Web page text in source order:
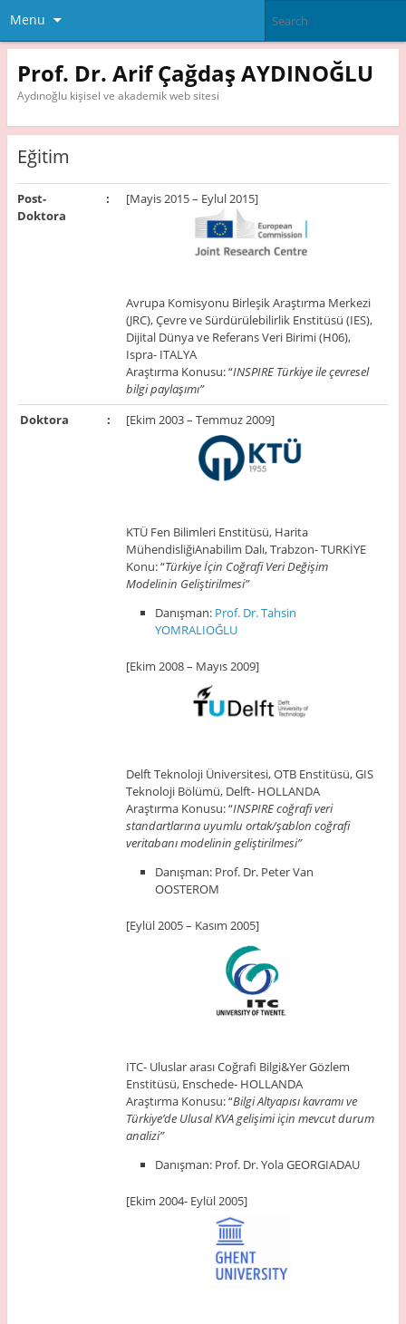
Menu
Prof. Dr. Arif Çağdaş AYDINOĞLU
Aydınoğlu kişisel ve akademik web sitesi
Eğitim
Post-
Doktora
: [Mayis 2015 – Eylul 2015]
Avrupa Komisyonu Birleşik Araştırma Merkezi
(JRC), Çevre ve Sürdürülebilirlik Enstitüsü (IES),
Dijital Dünya ve Referans Veri Birimi (H06),
Ispra- ITALYA
Araştırma Konusu: “INSPIRE Türkiye ile çevresel
bilgi paylaşımı”
Doktora
: [Ekim 2003 – Temmuz 2009]
KTÜ Fen Bilimleri Enstitüsü, Harita
MühendisliğiAnabilim Dalı, Trabzon- TURKİYE
Konu: “Türkiye İçin Coğrafi Veri Değişim
Modelinin Geliştirilmesi”
Danışman: Prof. Dr. Tahsin
YOMRALIOĞLU
[Ekim 2008 – Mayıs 2009]
Delft Teknoloji Üniversitesi, OTB Enstitüsü, GIS
Teknoloji Bölümü, Delft- HOLLANDA
Araştırma Konusu: “INSPIRE coğrafi veri
standartlarına uyumlu ortak/şablon coğrafi
veritabanı modelinin geliştirilmesi”
Danışman: Prof. Dr. Peter Van
OOSTEROM
[Eylül 2005 – Kasım 2005]
ITC- Uluslar arası Coğrafi Bilgi&Yer Gözlem
Enstitüsü, Enschede- HOLLANDA
Araştırma Konusu: “Bilgi Altyapısı kavramı ve
Türkiye’de Ulusal KVA gelişimi için mevcut durum
analizi”
Danışman: Prof. Dr. Yola GEORGIADAU
[Ekim 2004- Eylül 2005]